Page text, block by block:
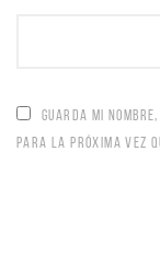
GUARDA MI
PARA LA PRÓXIMA VEZ